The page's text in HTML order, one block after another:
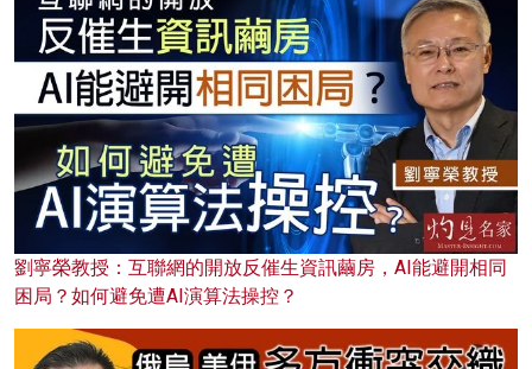
劉寧榮教授：互聯網的開放反催生資訊繭房，AI能避開相同
困局？如何避免遭AI演算法操控？